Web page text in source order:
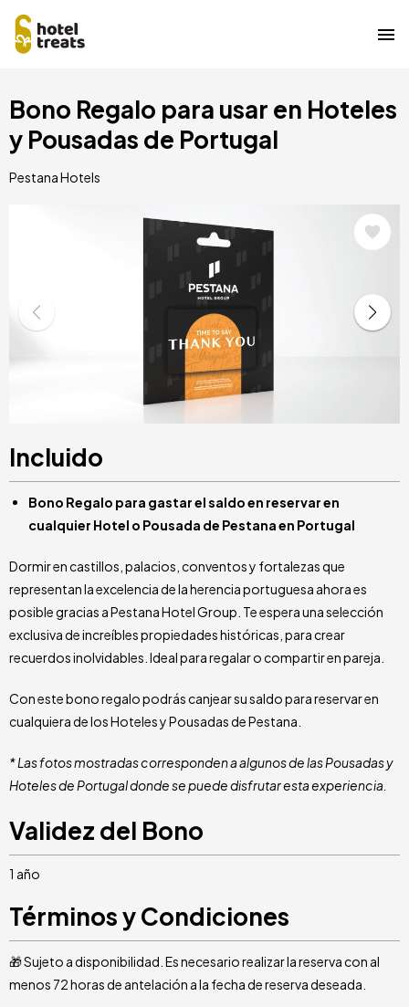
contenido
principal
Bono Regalo para usar en Hoteles
y Pousadas de Portugal
Pestana Hotels
Incluido
Bono Regalo para gastar el saldo en reservar en
cualquier Hotel o Pousada de Pestana en Portugal
Dormir en castillos, palacios, conventos y fortalezas que
representan la excelencia de la herencia portuguesa ahora es
posible gracias a Pestana Hotel Group. Te espera una selección
exclusiva de increíbles propiedades históricas, para crear
recuerdos inolvidables. Ideal para regalar o compartir en pareja.
Con este bono regalo podrás canjear su saldo para reservar en
cualquiera de los Hoteles y Pousadas de Pestana.
* Las fotos mostradas corresponden a algunos de las Pousadas y
Hoteles de Portugal donde se puede disfrutar esta experiencia.
Validez del Bono
1 año
Términos y Condiciones
🎁 Sujeto a disponibilidad. Es necesario realizar la reserva con al
menos 72 horas de antelación a la fecha de reserva deseada.